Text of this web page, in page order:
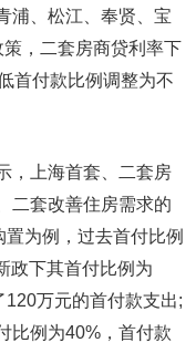
浦、松江、奉贤、宝
，二套房商贷利率下
首付款比例调整为不
，上海首套、二套房
二套改善住房需求的
为例，过去首付比例
政下其首付比例为
万元的首付款支出;
比例为40%，首付款